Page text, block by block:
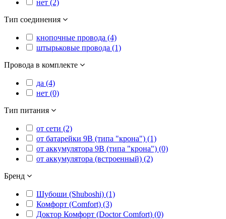
нет (2)
Тип соединения
кнопочные провода (4)
штырьковые провода (1)
Провода в комплекте
да (4)
нет (0)
Тип питания
от сети (2)
от батарейки 9В (типа "крона") (1)
от аккумулятора 9В (типа "крона") (0)
от аккумулятора (встроенный) (2)
Бренд
Шубоши (Shuboshi) (1)
Комфорт (Comfort) (3)
Доктор Комфорт (Doctor Comfort) (0)